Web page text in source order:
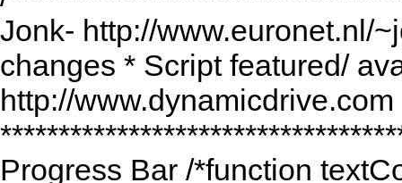
Jonk- http://www.euronet.nl/
changes * Script featured/
http://
Progress Bar /*function